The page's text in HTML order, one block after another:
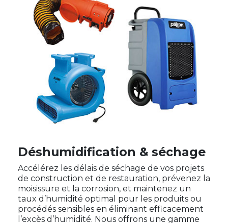
Déshumidification & séchage
Accélérez les délais de séchage de vos projets
de construction et de restauration, prévenez la
moisissure et la corrosion, et maintenez un
taux d’humidité optimal pour les produits ou
procédés sensibles en éliminant efficacement
l’excès d’humidité. Nous offrons une gamme